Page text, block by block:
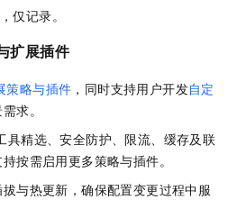
仅记录。
扩展插件
策略与插件 ，同时支持用户开发自定
求。
具精选、安全防护、限流、缓存及联
按需启用更多策略与插件。
与热更新，确保配置变更过程中服